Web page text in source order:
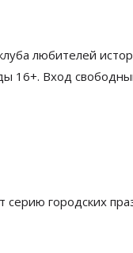
любителей
16+. Вход
серию городских